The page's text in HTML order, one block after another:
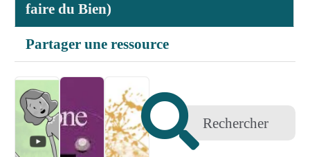
faire du Bien)
Partager une ressource